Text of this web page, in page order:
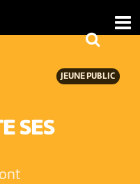
JEUNE PUBLIC
SES